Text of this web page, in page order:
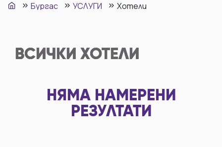
Бургас
УСЛУГИ Хотели
ВСИЧКИ ХОТЕЛИ
НЯМА НАМЕРЕНИ
РЕЗУЛТАТИ